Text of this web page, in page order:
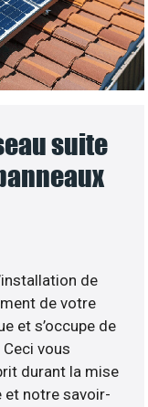
suite
de
de votre
et s’occupe de
vous
durant la mise
et notre savoir-